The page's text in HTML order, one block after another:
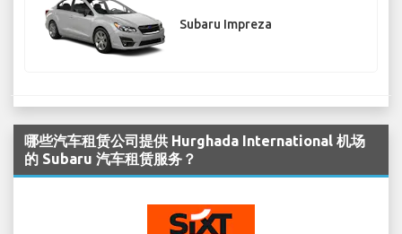
Subaru Impreza
哪些汽车租赁公司提供 Hurghada International 机场
的 Subaru 汽车租赁服务？